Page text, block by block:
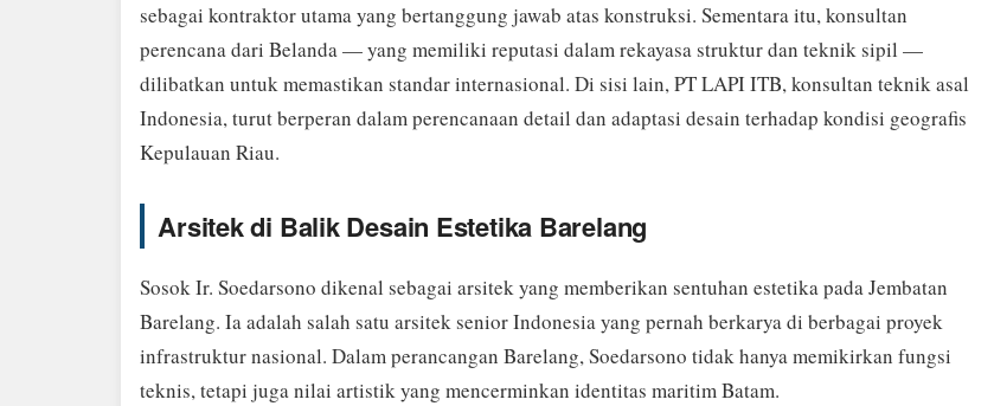
sebagai kontraktor utama yang bertanggung jawab atas konstruksi. Sementara itu, konsultan
perencana dari Belanda — yang memiliki reputasi dalam rekayasa struktur dan teknik sipil —
dilibatkan untuk memastikan standar internasional. Di sisi lain, PT LAPI ITB, konsultan teknik asal
Indonesia, turut berperan dalam perencanaan detail dan adaptasi desain terhadap kondisi geografis
Kepulauan Riau.
Arsitek di Balik Desain Estetika Barelang
Sosok Ir. Soedarsono dikenal sebagai arsitek yang memberikan sentuhan estetika pada Jembatan
Barelang. Ia adalah salah satu arsitek senior Indonesia yang pernah berkarya di berbagai proyek
infrastruktur nasional. Dalam perancangan Barelang, Soedarsono tidak hanya memikirkan fungsi
teknis, tetapi juga nilai artistik yang mencerminkan identitas maritim Batam.